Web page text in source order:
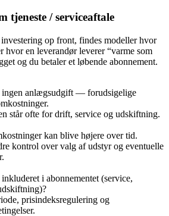
tjeneste / serviceaftale
op front, findes modeller hvor
hvor en leverandør leverer “varme som
og du betaler et løbende abonnement.
ingen anlægsudgift — forudsigelige
står ofte for drift, service og udskiftning.
kan blive højere over tid.
kontrol over valg af udstyr og eventuelle
i abonnementet (service,
prisindeksregulering og